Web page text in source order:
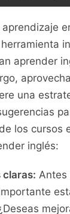
aprender
‌una
los cursos
inglés:
claras: Antes